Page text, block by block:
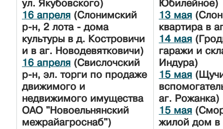
ул. Якубовского)
16 апреля (Слонимский
р-н, 2 лота - дома
культуры в д. Костровичи
и в аг. Новодевятковичи)
16 апреля (Свислочский
р-н, эл. торги по продаже
движимого и
недвижимого имущества
ОАО "Новоельнянский
межрайагроснаб")
Юбилейное)
13 мая
квартира в
14 мая
гаражи и
Индура)
15 мая
аг. Рожанка)
15 мая
жилой дом в